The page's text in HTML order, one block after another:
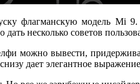
флагманскую модель Mi 9.
несколько советов
можно вывести,
дает элегантное